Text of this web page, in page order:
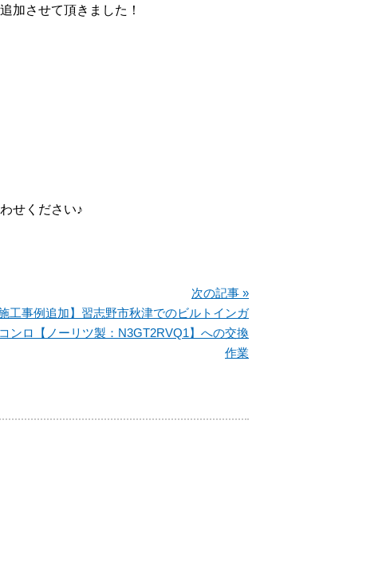
加させて頂きました！
せください♪
次の記事 »
施工事例追加】習志野市秋津でのビルトインガ
ンロ【ノーリツ製：N3GT2RVQ1】への交換
作業